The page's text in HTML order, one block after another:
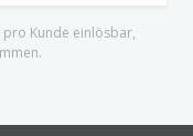
Kunde einlösbar,